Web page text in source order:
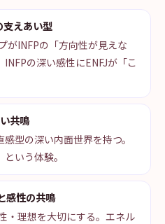
支えあい型
がINFPの「方向性が見えな
の深い感性にENFJが「こ
共鳴
型の深い内面世界を持つ。
いう体験。
感性の共鳴
・理想を大切にする。エネル